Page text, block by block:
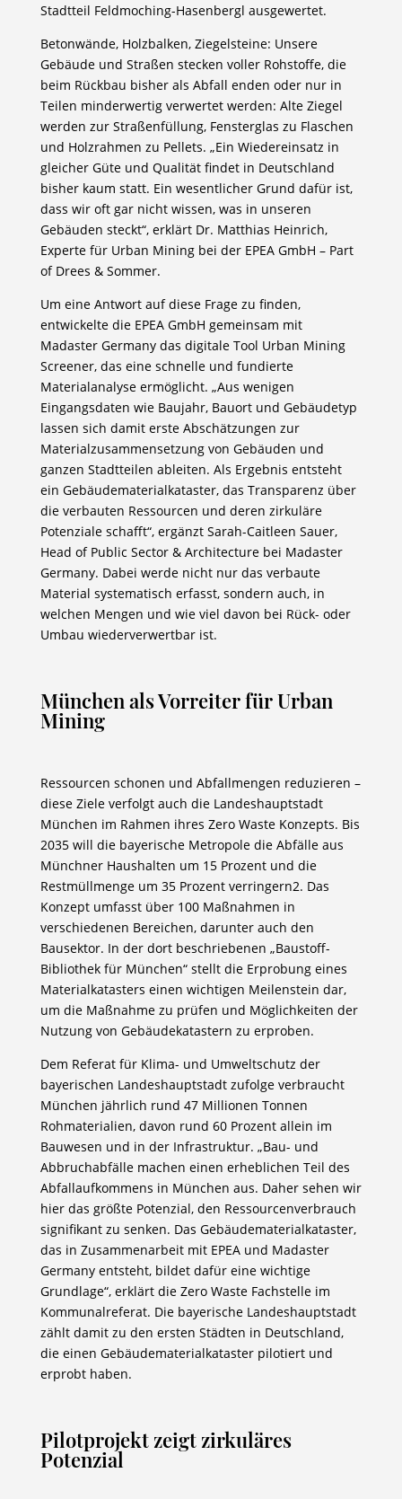
Stadtteil Feldmoching-Hasenbergl ausgewertet.
Betonwände, Holzbalken, Ziegelsteine: Unsere
Gebäude und Straßen stecken voller Rohstoffe, die
beim Rückbau bisher als Abfall enden oder nur in
Teilen minderwertig verwertet werden: Alte Ziegel
werden zur Straßenfüllung, Fensterglas zu Flaschen
und Holzrahmen zu Pellets. „Ein Wiedereinsatz in
gleicher Güte und Qualität findet in Deutschland
bisher kaum statt. Ein wesentlicher Grund dafür ist,
dass wir oft gar nicht wissen, was in unseren
Gebäuden steckt“, erklärt Dr. Matthias Heinrich,
Experte für Urban Mining bei der EPEA GmbH – Part
of Drees & Sommer.
Um eine Antwort auf diese Frage zu finden,
entwickelte die EPEA GmbH gemeinsam mit
Madaster Germany das digitale Tool Urban Mining
Screener, das eine schnelle und fundierte
Materialanalyse ermöglicht. „Aus wenigen
Eingangsdaten wie Baujahr, Bauort und Gebäudetyp
lassen sich damit erste Abschätzungen zur
Materialzusammensetzung von Gebäuden und
ganzen Stadtteilen ableiten. Als Ergebnis entsteht
ein Gebäudematerialkataster, das Transparenz über
die verbauten Ressourcen und deren zirkuläre
Potenziale schafft“, ergänzt Sarah-Caitleen Sauer,
Head of Public Sector & Architecture bei Madaster
Germany. Dabei werde nicht nur das verbaute
Material systematisch erfasst, sondern auch, in
welchen Mengen und wie viel davon bei Rück- oder
Umbau wiederverwertbar ist.
München als Vorreiter für Urban
Mining
Ressourcen schonen und Abfallmengen reduzieren –
diese Ziele verfolgt auch die Landeshauptstadt
München im Rahmen ihres Zero Waste Konzepts. Bis
2035 will die bayerische Metropole die Abfälle aus
Münchner Haushalten um 15 Prozent und die
Restmüllmenge um 35 Prozent verringern2. Das
Konzept umfasst über 100 Maßnahmen in
verschiedenen Bereichen, darunter auch den
Bausektor. In der dort beschriebenen „Baustoff-
Bibliothek für München“ stellt die Erprobung eines
Materialkatasters einen wichtigen Meilenstein dar,
um die Maßnahme zu prüfen und Möglichkeiten der
Nutzung von Gebäudekatastern zu erproben.
Dem Referat für Klima- und Umweltschutz der
bayerischen Landeshauptstadt zufolge verbraucht
München jährlich rund 47 Millionen Tonnen
Rohmaterialien, davon rund 60 Prozent allein im
Bauwesen und in der Infrastruktur. „Bau- und
Abbruchabfälle machen einen erheblichen Teil des
Abfallaufkommens in München aus. Daher sehen wir
hier das größte Potenzial, den Ressourcenverbrauch
signifikant zu senken. Das Gebäudematerialkataster,
das in Zusammenarbeit mit EPEA und Madaster
Germany entsteht, bildet dafür eine wichtige
Grundlage“, erklärt die Zero Waste Fachstelle im
Kommunalreferat. Die bayerische Landeshauptstadt
zählt damit zu den ersten Städten in Deutschland,
die einen Gebäudematerialkataster pilotiert und
erprobt haben.
Pilotprojekt zeigt zirkuläres
Potenzial